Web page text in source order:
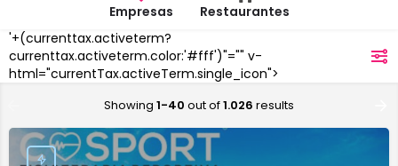
Empresas
Restaurantes
'+(currenttax.activeterm?
currenttax.activeterm.color:'#fff')"="" v-
html="currentTax.activeTerm.single_icon">
VALENCIA
Showing 1-40 out of1.026 results